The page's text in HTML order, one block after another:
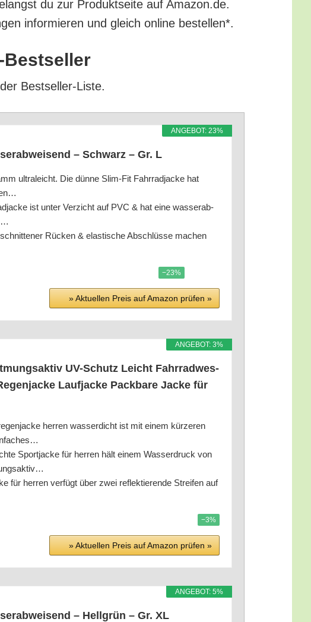
du zur Pro­dukt­sei­te auf Amazon.de.
infor­mie­ren und gleich online bestellen*.
Bestseller
Bestseller-Liste.
ANGE­BOT: 23%
– Schwarz – Gr. L
ultra­leicht. Die dün­ne Slim-Fit Fahr­rad­ja­cke hat
ist unter Ver­zicht auf PVC & hat eine was­ser­ab­
Rücken & elas­ti­sche Abschlüs­se machen
−23%
» Aktu­el­len Preis auf Ama­zon prü­fen »
ANGE­BOT: 3%
UV-Schutz Leicht Fahr­rad­wes­
Lauf­ja­cke Pack­ba­re Jacke für
her­ren was­ser­dicht ist mit einem kür­ze­ren
Sport­ja­cke für her­ren hält einem Was­ser­druck von
für her­ren ver­fügt über zwei reflek­tie­ren­de Strei­fen auf
−3%
» Aktu­el­len Preis auf Ama­zon prü­fen »
ANGE­BOT: 5%
– Hell­grün – Gr. XL